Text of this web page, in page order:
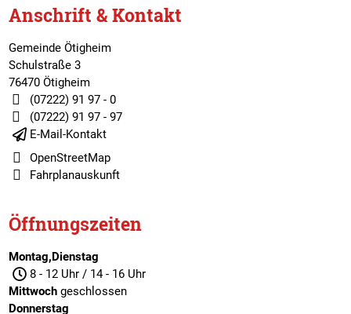
Anschrift & Kontakt
Gemeinde Ötigheim
Schulstraße 3
76470 Ötigheim
(07222) 91 97 - 0
(07222) 91 97 - 97
E-Mail-Kontakt
OpenStreetMap
Fahrplanauskunft
Öffnungszeiten
Montag,Dienstag
8 - 12 Uhr / 14 - 16 Uhr
Mittwochgeschlossen
Donnerstag